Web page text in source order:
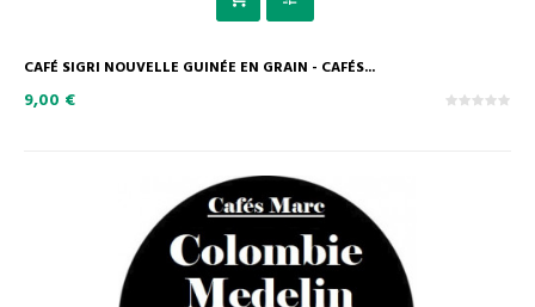
CAFÉ SIGRI NOUVELLE GUINÉE EN GRAIN - CAFÉS...
9,00 €